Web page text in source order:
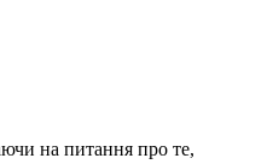
на питання про те,